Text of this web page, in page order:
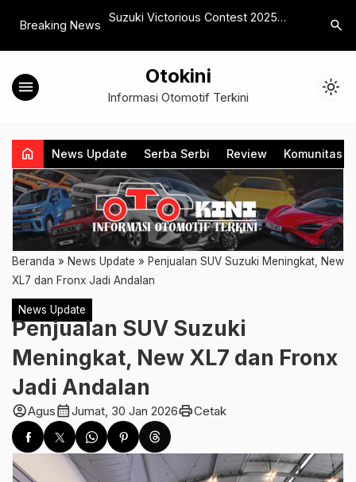
Breaking News
Putaran Ketiga
Suzuki Victorious Contest 2025
Sepeda Motor
Wuling
search
menu Otokini
Informasi Otomotif Terkini light_mode
home News Update Serba Serbi Review Komunitas
Beranda » News Update » Penjualan SUV Suzuki Meningkat, New
XL7 dan Fronx Jadi Andalan
News Update
Penjualan SUV Suzuki
Meningkat, New XL7 dan Fronx
Jadi Andalan
account_circleAguscalendar_monthJumat, 30 Jan 2026printCetak